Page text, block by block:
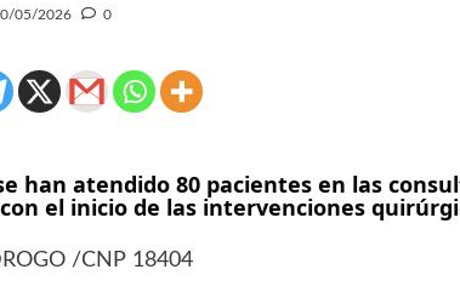
05/2026 0
han atendido 80 pacientes en las
el inicio de las intervenciones
/CNP 18404